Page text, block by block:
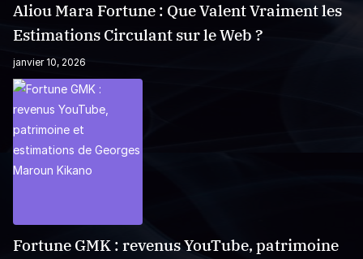
Aliou Mara Fortune : Que Valent Vraiment les
Estimations Circulant sur le Web ?
janvier 10, 2026
Fortune GMK : revenus YouTube, patrimoine